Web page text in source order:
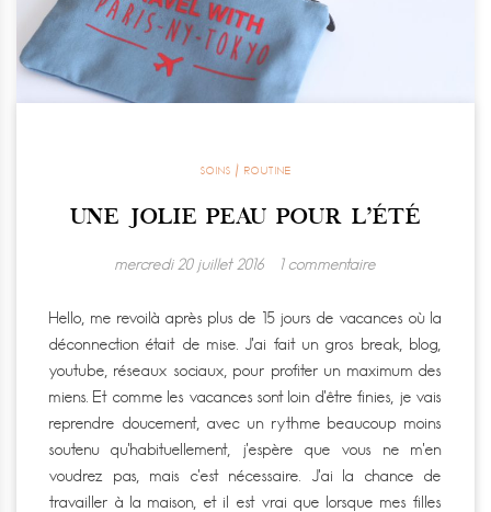
SOINS / ROUTINE
UNE JOLIE PEAU POUR L’ÉTÉ
mercredi 20 juillet 2016 1 commentaire
Hello, me revoilà après plus de 15 jours de vacances où la
déconnection était de mise. J’ai fait un gros break, blog,
youtube, réseaux sociaux, pour profiter un maximum des
miens. Et comme les vacances sont loin d’être finies, je vais
reprendre doucement, avec un rythme beaucoup moins
soutenu qu’habituellement, j’espère que vous ne m’en
voudrez pas, mais c’est nécessaire. J’ai la chance de
travailler à la maison, et il est vrai que lorsque mes filles